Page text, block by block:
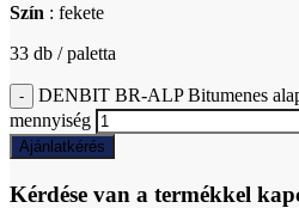
Szín : fekete
33 db / paletta
DENBIT BR-ALP Bitumenes
mennyiség
Ajánlatkérés
Kérdése van a termékkel